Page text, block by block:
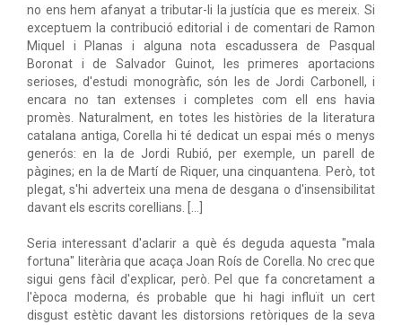
no ens hem afanyat a tributar-li la justícia que es mereix. Si
exceptuem la contribució editorial i de comentari de Ramon
Miquel i Planas i alguna nota escadussera de Pasqual
Boronat i de Salvador Guinot, les primeres aportacions
serioses, d'estudi monogràfic, són les de Jordi Carbonell, i
encara no tan extenses i completes com ell ens havia
promès. Naturalment, en totes les històries de la literatura
catalana antiga, Corella hi té dedicat un espai més o menys
generós: en la de Jordi Rubió, per exemple, un parell de
pàgines; en la de Martí de Riquer, una cinquantena. Però, tot
plegat, s'hi adverteix una mena de desgana o d'insensibilitat
davant els escrits corellians. […]
Seria interessant d'aclarir a què és deguda aquesta "mala
fortuna" literària que acaça Joan Roís de Corella. No crec que
sigui gens fàcil d'explicar, però. Pel que fa concretament a
l'època moderna, és probable que hi hagi influït un cert
disgust estètic davant les distorsions retòriques de la seva